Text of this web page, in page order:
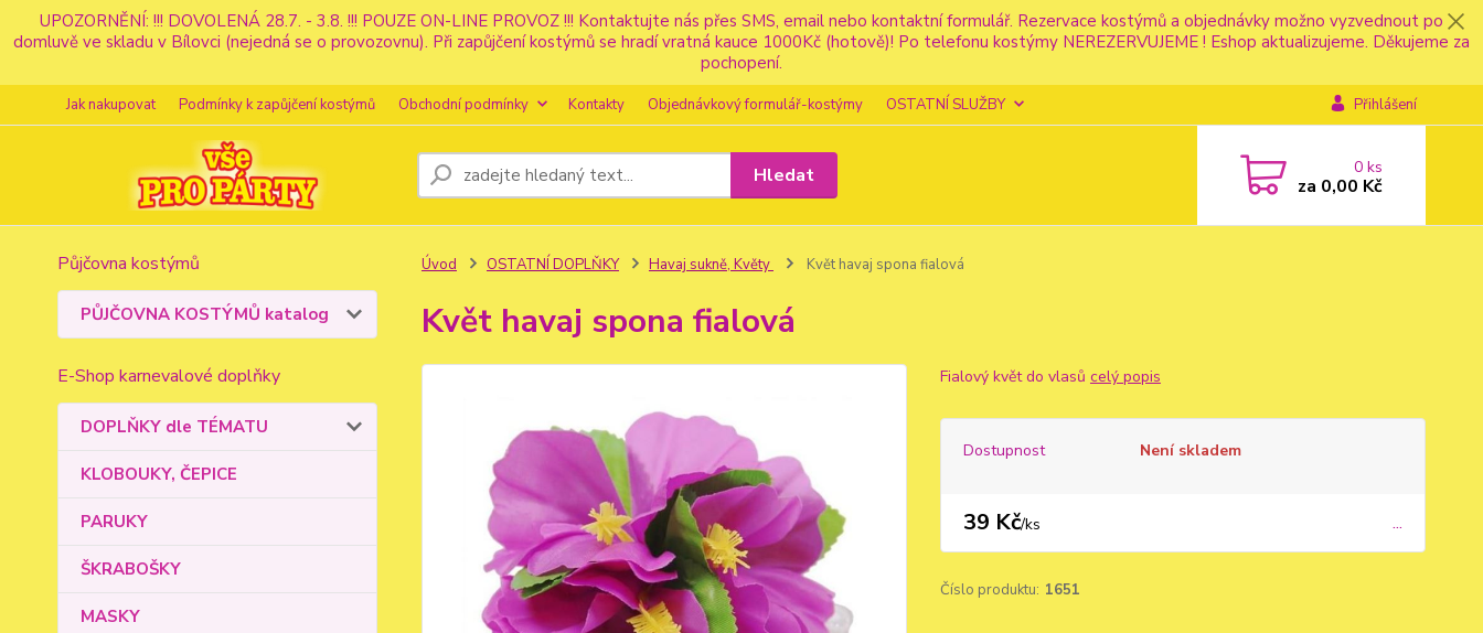
UPOZORNĚNÍ: !!! DOVOLENÁ 28.7. - 3.8. !!! POUZE ON-LINE PROVOZ !!! Kontaktujte nás přes SMS, email nebo kontaktní formulář. Rezervace kostýmů a objednávky možno vyzvednout po
domluvě ve skladu v Bílovci (nejedná se o provozovnu). Při zapůjčení kostýmů se hradí vratná kauce 1000Kč (hotově)! Po telefonu kostýmy NEREZERVUJEME ! Eshop aktualizujeme. Děkujeme za
pochopení.
Jak nakupovat Podmínky k zapůjčení kostýmů Obchodní podmínky Kontakty Objednávkový formulář-kostýmy OSTATNÍ SLUŽBY Přihlášení
Hledat 0ks
za 0,00 Kč
Půjčovna kostýmů
PŮJČOVNA KOSTÝMŮ katalog
E-Shop karnevalové doplňky
DOPLŇKY dle TÉMATU
KLOBOUKY, ČEPICE
PARUKY
ŠKRABOŠKY
MASKY
Úvod OSTATNÍ DOPLŇKY Havaj sukně, Květy Květ havaj spona fialová
Květ havaj spona fialová
Fialový květ do vlasů celý popis
Dostupnost Není skladem
39 Kč/ks ...
Číslo produktu: 1651